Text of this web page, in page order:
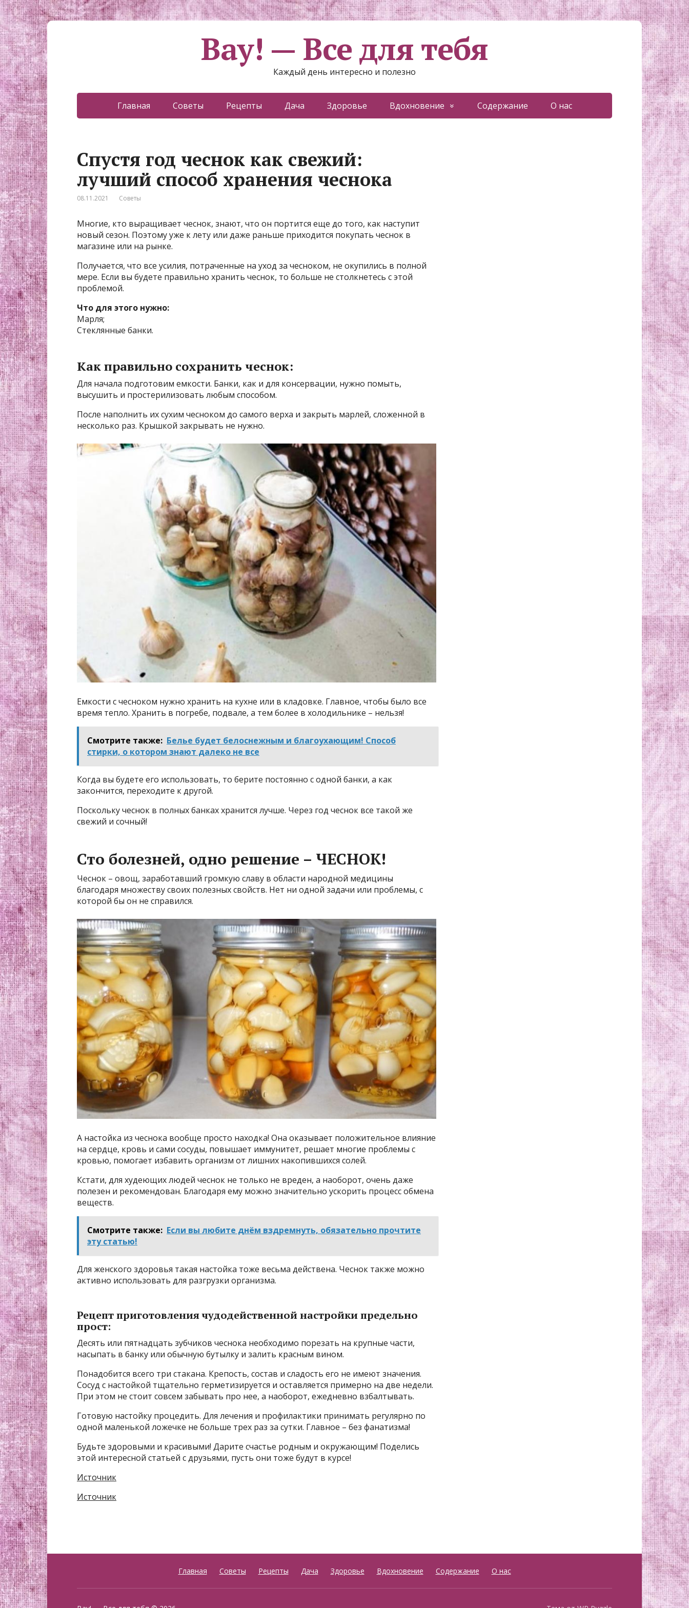
Вау! — Все для тебя
Каждый день интересно и полезно
Главная Советы Рецепты Дача Здоровье Вдохновение Содержание О нас
Спустя год чеснок как свежий:
лучший способ хранения чеснока
08.11.2021 Советы
Многие, кто выращивает чеснок, знают, что он портится еще до того, как наступит
новый сезон. Поэтому уже к лету или даже раньше приходится покупать чеснок в
магазине или на рынке.
Получается, что все усилия, потраченные на уход за чесноком, не окупились в полной
мере. Если вы будете правильно хранить чеснок, то больше не столкнетесь с этой
проблемой.
Что для этого нужно:
Марля;
Стеклянные банки.
Как правильно сохранить чеснок:
Для начала подготовим емкости. Банки, как и для консервации, нужно помыть,
высушить и простерилизовать любым способом.
После наполнить их сухим чесноком до самого верха и закрыть марлей, сложенной в
несколько раз. Крышкой закрывать не нужно.
Емкости с чесноком нужно хранить на кухне или в кладовке. Главное, чтобы было все
время тепло. Хранить в погребе, подвале, а тем более в холодильнике – нельзя!
Смотрите также: Белье будет белоснежным и благоухающим! Способ
стирки, о котором знают далеко не все
Когда вы будете его использовать, то берите постоянно с одной банки, а как
закончится, переходите к другой.
Поскольку чеснок в полных банках хранится лучше. Через год чеснок все такой же
свежий и сочный!
Сто болезней, одно решение – ЧЕСНОК!
Чеснок – овощ, заработавший громкую славу в области народной медицины
благодаря множеству своих полезных свойств. Нет ни одной задачи или проблемы, с
которой бы он не справился.
А настойка из чеснока вообще просто находка! Она оказывает положительное влияние
на сердце, кровь и сами сосуды, повышает иммунитет, решает многие проблемы с
кровью, помогает избавить организм от лишних накопившихся солей.
Кстати, для худеющих людей чеснок не только не вреден, а наоборот, очень даже
полезен и рекомендован. Благодаря ему можно значительно ускорить процесс обмена
веществ.
Смотрите также: Если вы любите днём вздремнуть, обязательно прочтите
эту статью!
Для женского здоровья такая настойка тоже весьма действена. Чеснок также можно
активно использовать для разгрузки организма.
Рецепт приготовления чудодейственной настройки предельно
прост:
Десять или пятнадцать зубчиков чеснока необходимо порезать на крупные части,
насыпать в банку или обычную бутылку и залить красным вином.
Понадобится всего три стакана. Крепость, состав и сладость его не имеют значения.
Сосуд с настойкой тщательно герметизируется и оставляется примерно на две недели.
При этом не стоит совсем забывать про нее, а наоборот, ежедневно взбалтывать.
Готовую настойку процедить. Для лечения и профилактики принимать регулярно по
одной маленькой ложечке не больше трех раз за сутки. Главное – без фанатизма!
Будьте здоровыми и красивыми! Дарите счастье родным и окружающим! Поделись
этой интересной статьей с друзьями, пусть они тоже будут в курсе!
Источник
Источник
Главная Советы Рецепты Дача Здоровье Вдохновение Содержание О нас